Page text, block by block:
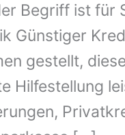
Begriff ist für
Günstiger
gestellt,
Hilfestellung